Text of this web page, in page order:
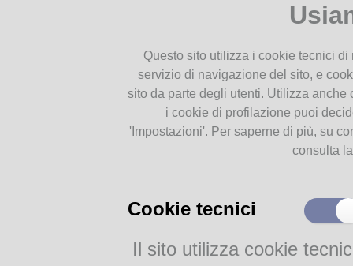
21
Dic
Questo sito utilizza i cookie tecnici
servizio di navigazione del sito, e
sito da parte degli utenti. Utilizza
i cookie di profilazione puoi
'Impostazioni'. Per saperne di più, su
consulta
Cookie tecnici
Il sito utilizza cookie